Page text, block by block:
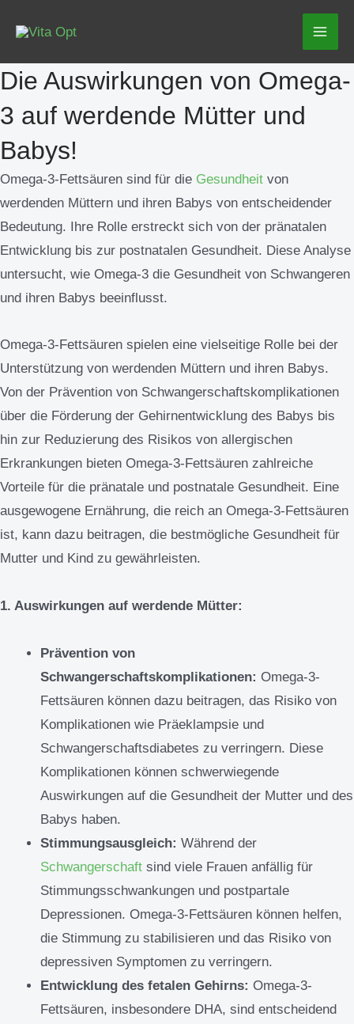
Inhalt
Die Auswirkungen von Omega-
3 auf werdende Mütter und
Babys!
Omega-3-Fettsäuren sind für die Gesundheit von
werdenden Müttern und ihren Babys von entscheidender
Bedeutung. Ihre Rolle erstreckt sich von der pränatalen
Entwicklung bis zur postnatalen Gesundheit. Diese Analyse
untersucht, wie Omega-3 die Gesundheit von Schwangeren
und ihren Babys beeinflusst.
Omega-3-Fettsäuren spielen eine vielseitige Rolle bei der
Unterstützung von werdenden Müttern und ihren Babys.
Von der Prävention von Schwangerschaftskomplikationen
über die Förderung der Gehirnentwicklung des Babys bis
hin zur Reduzierung des Risikos von allergischen
Erkrankungen bieten Omega-3-Fettsäuren zahlreiche
Vorteile für die pränatale und postnatale Gesundheit. Eine
ausgewogene Ernährung, die reich an Omega-3-Fettsäuren
ist, kann dazu beitragen, die bestmögliche Gesundheit für
Mutter und Kind zu gewährleisten.
1. Auswirkungen auf werdende Mütter:
Prävention von
Schwangerschaftskomplikationen: Omega-3-
Fettsäuren können dazu beitragen, das Risiko von
Komplikationen wie Präeklampsie und
Schwangerschaftsdiabetes zu verringern. Diese
Komplikationen können schwerwiegende
Auswirkungen auf die Gesundheit der Mutter und des
Babys haben.
Stimmungsausgleich: Während der
Schwangerschaft sind viele Frauen anfällig für
Stimmungsschwankungen und postpartale
Depressionen. Omega-3-Fettsäuren können helfen,
die Stimmung zu stabilisieren und das Risiko von
depressiven Symptomen zu verringern.
Entwicklung des fetalen Gehirns: Omega-3-
Fettsäuren, insbesondere DHA, sind entscheidend